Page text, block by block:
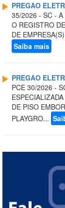
PREGAO
35/2026 - SC - A
O REGISTRO
DE
Saiba mais
PREGAO
PCE 30/2026 -
DE PISO
PLAYGRO...